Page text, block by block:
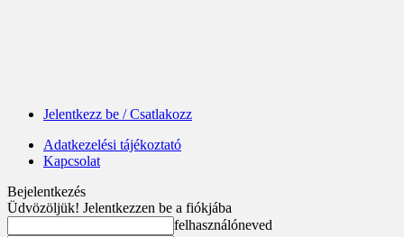
Jelentkezz be / Csatlakozz
Adatkezelési tájékoztató
Kapcsolat
Bejelentkezés
Üdvözöljük! Jelentkezzen be a fiókjába
felhasználóneved